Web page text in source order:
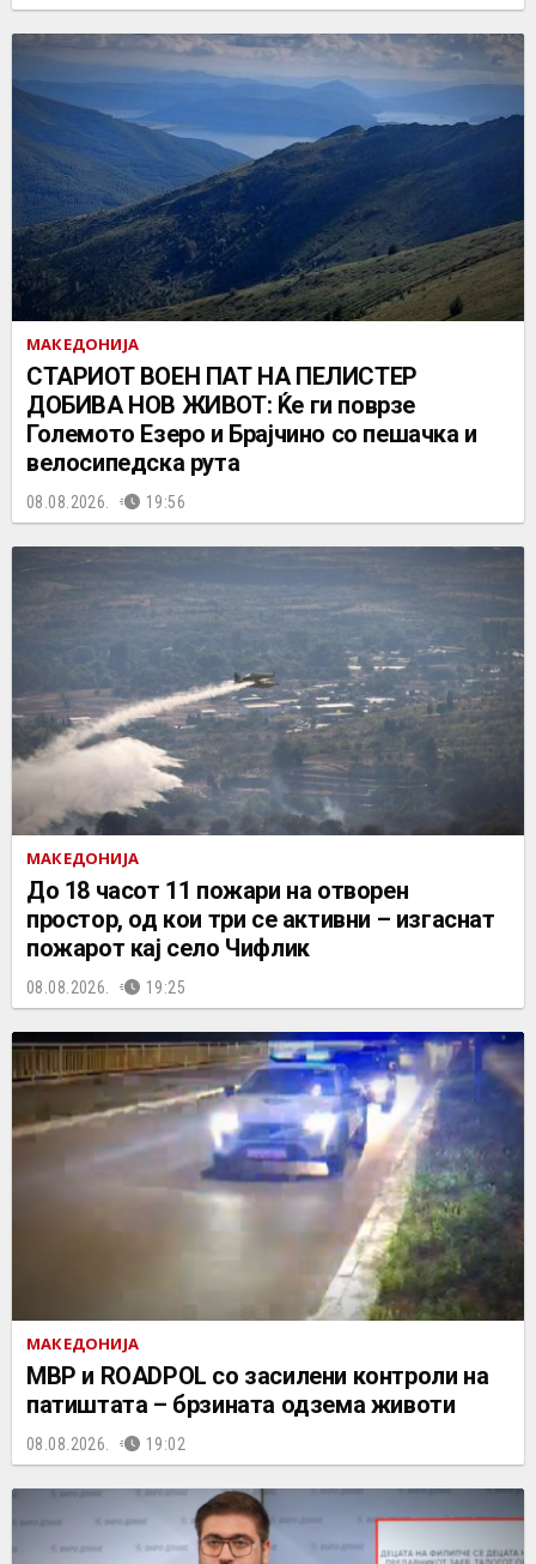
МАКЕДОНИЈА
СТАРИОТ ВОЕН ПАТ НА ПЕЛИСТЕР
ДОБИВА НОВ ЖИВОТ: Ќе ги поврзе
Големото Езеро и Брајчино со пешачка и
велосипедска рута
08.08.2026. 19:56
МАКЕДОНИЈА
До 18 часот 11 пожари на отворен
простор, од кои три се активни – изгаснат
пожарот кај село Чифлик
08.08.2026. 19:25
МАКЕДОНИЈА
МВР и ROADPOL со засилени контроли на
патиштата – брзината одзема животи
08.08.2026. 19:02